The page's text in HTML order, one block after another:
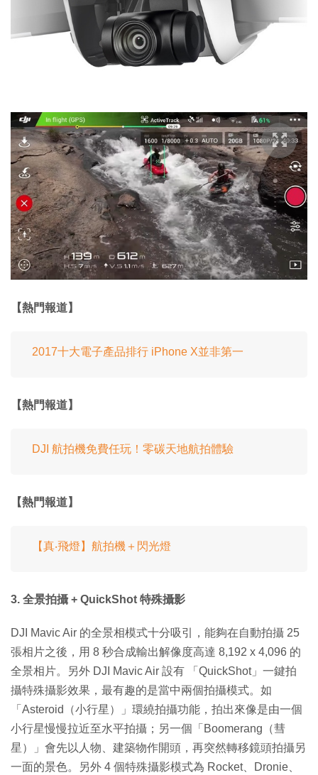
【熱門報道】
2017十大電子產品排行 iPhone X並非第一
【熱門報道】
DJI 航拍機免費任玩！零碳天地航拍體驗
【熱門報道】
【真‧飛燈】航拍機＋閃光燈
3. 全景拍攝 + QuickShot 特殊攝影
DJI Mavic Air 的全景相模式十分吸引，能夠在自動拍攝 25
張相片之後，用 8 秒合成輸出解像度高達 8,192 x 4,096 的
全景相片。另外 DJI Mavic Air 設有 「QuickShot」一鍵拍
攝特殊攝影效果，最有趣的是當中兩個拍攝模式。如
「Asteroid（小行星）」環繞拍攝功能，拍出來像是由一個
小行星慢慢拉近至水平拍攝；另一個「Boomerang（彗
星）」會先以人物、建築物作開頭，再突然轉移鏡頭拍攝另
一面的景色。另外 4 個特殊攝影模式為 Rocket、Dronie、